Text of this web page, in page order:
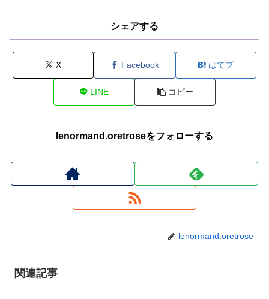
シェアする
X Facebook はてブ
LINE コピー
lenormand.oretroseをフォローする
lenormand.oretrose
関連記事